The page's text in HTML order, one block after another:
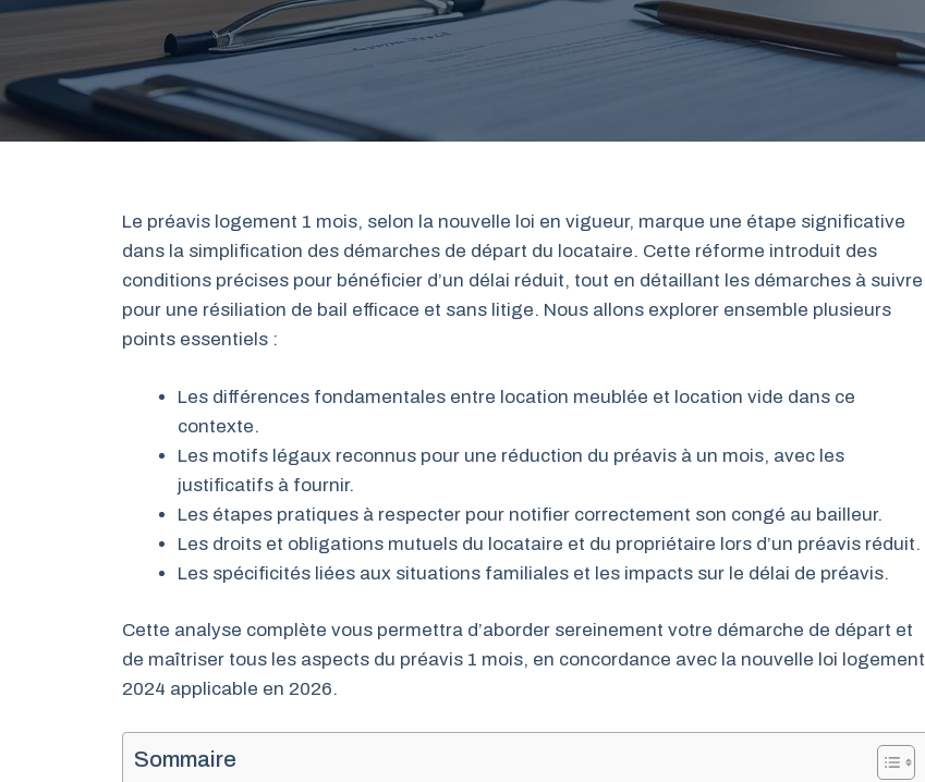
Le préavis logement 1 mois, selon la nouvelle loi en vigueur, marque une étape significative
dans la simplification des démarches de départ du locataire. Cette réforme introduit des
conditions précises pour bénéficier d’un délai réduit, tout en détaillant les démarches à suivre
pour une résiliation de bail efficace et sans litige. Nous allons explorer ensemble plusieurs
points essentiels :
Les différences fondamentales entre location meublée et location vide dans ce
contexte.
Les motifs légaux reconnus pour une réduction du préavis à un mois, avec les
justificatifs à fournir.
Les étapes pratiques à respecter pour notifier correctement son congé au bailleur.
Les droits et obligations mutuels du locataire et du propriétaire lors d’un préavis réduit.
Les spécificités liées aux situations familiales et les impacts sur le délai de préavis.
Cette analyse complète vous permettra d’aborder sereinement votre démarche de départ et
de maîtriser tous les aspects du préavis 1 mois, en concordance avec la nouvelle loi logement
2024 applicable en 2026.
Sommaire